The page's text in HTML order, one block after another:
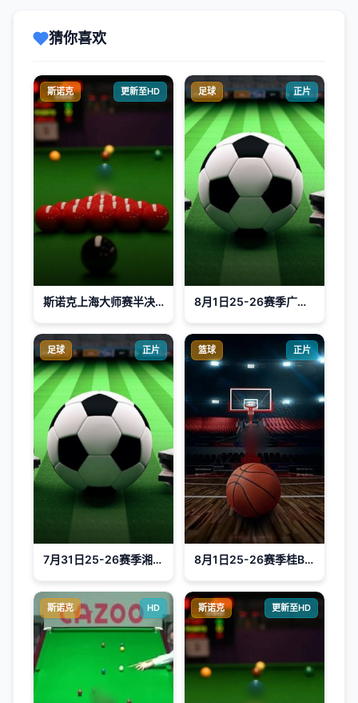
猜你喜欢
斯诺克 更新至HD
斯诺克上海大师赛半决赛第一阶段：贾德·特鲁姆普VS吴宜泽
足球 正片
8月1日25-26赛季广东省城市足球超级联赛 阳江VS云浮
足球 正片
7月31日25-26赛季湘超 娄底队VS湘潭队
篮球 正片
8月1日25-26赛季桂BA 河池市VS来宾市
斯诺克 HD 斯诺克 更新至HD